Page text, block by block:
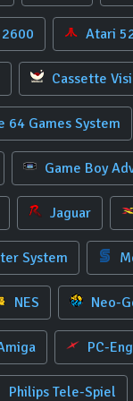
Atari
Cassette
64 Games System
Game Boy
Jaguar
System
NES Neo-
PC-
Philips Tele-Spiel